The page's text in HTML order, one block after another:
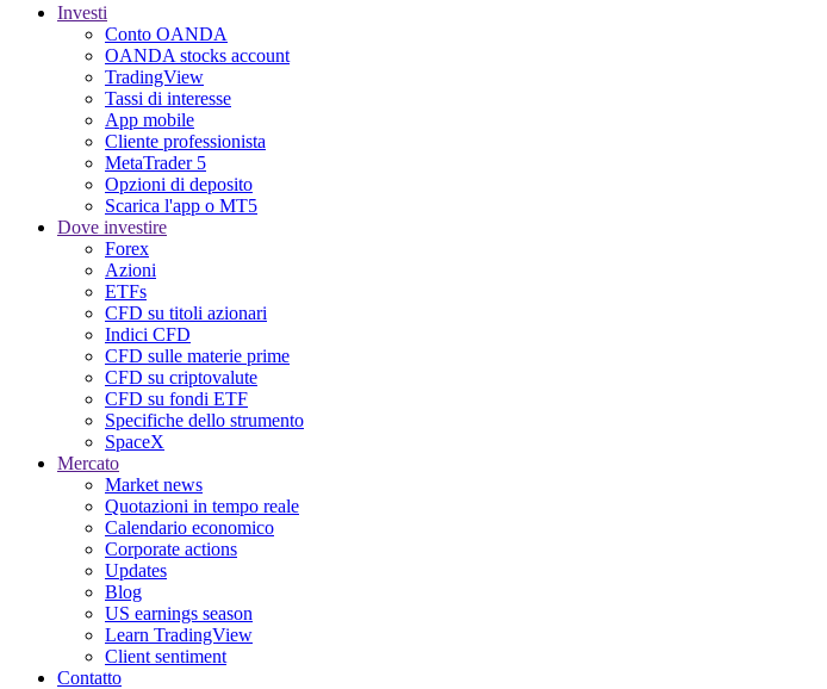
Investi
Conto OANDA
OANDA stocks account
TradingView
Tassi di interesse
App mobile
Cliente professionista
MetaTrader 5
Opzioni di deposito
Scarica l'app o MT5
Dove investire
Forex
Azioni
ETFs
CFD su titoli azionari
Indici CFD
CFD sulle materie prime
CFD su criptovalute
CFD su fondi ETF
Specifiche dello strumento
SpaceX
Mercato
Market news
Quotazioni in tempo reale
Calendario economico
Corporate actions
Updates
Blog
US earnings season
Learn TradingView
Client sentiment
Contatto